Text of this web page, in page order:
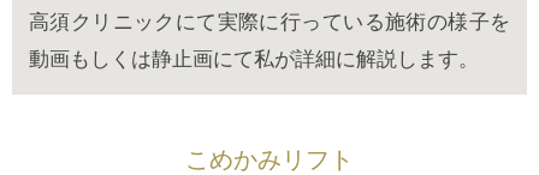
高須クリニックにて実際に行っている施術の様子を
動画もしくは静止画にて私が詳細に解説します。
こめかみリフト